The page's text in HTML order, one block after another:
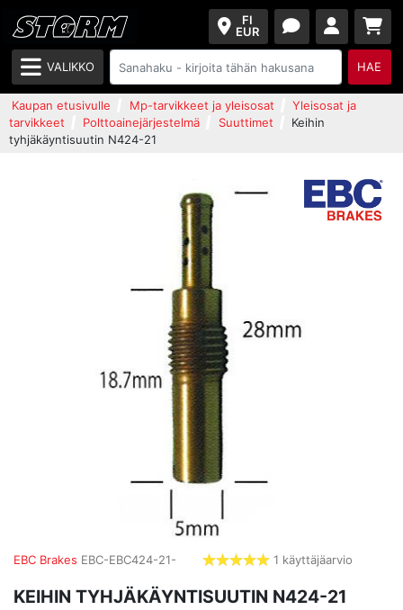
FI
EUR
VALIKKO HAE
Kaupan etusivulle Mp-tarvikkeet ja yleisosat
Yleisosat ja
tarvikkeet
Polttoainejärjestelmä Suuttimet
Keihin
tyhjäkäyntisuutin N424-21
EBC Brakes EBC-EBC424-21-
tähdet
1 käyttäjäarvio
KEIHIN TYHJÄKÄYNTISUUTIN N424-21